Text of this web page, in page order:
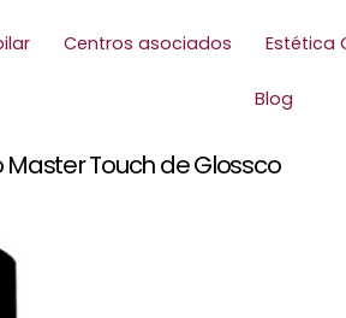
Centros asociados Estética
Blog
Touch de Glossco